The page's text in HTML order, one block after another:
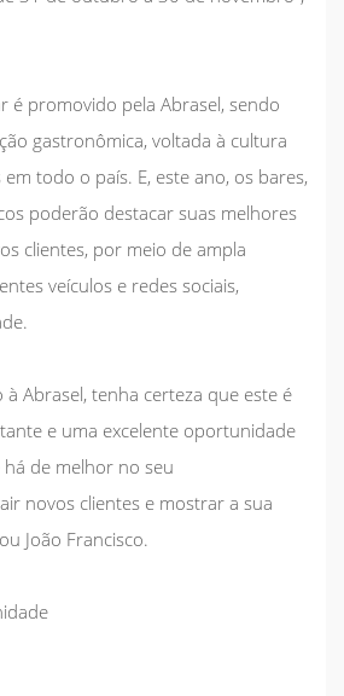
é promovido pela Abrasel, sendo
gastronômica, voltada à cultura
todo o país. E, este ano, os bares,
poderão destacar suas melhores
clientes, por meio de ampla
veículos e redes sociais,
à Abrasel, tenha certeza que este é
e uma excelente oportunidade
de melhor no seu
novos clientes e mostrar a sua
João Francisco.